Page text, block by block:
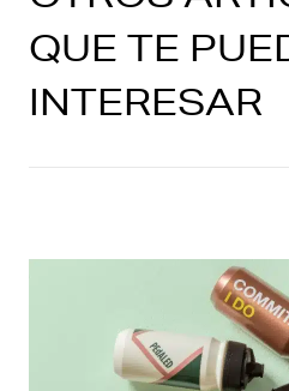
QUE TE
INTERESAR